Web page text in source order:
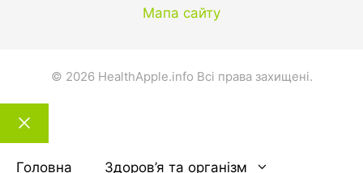
Мапа сайту
© 2026 HealthApple.info Всі права захищені.
Закрити
тему
Головна Здоров’я та організм